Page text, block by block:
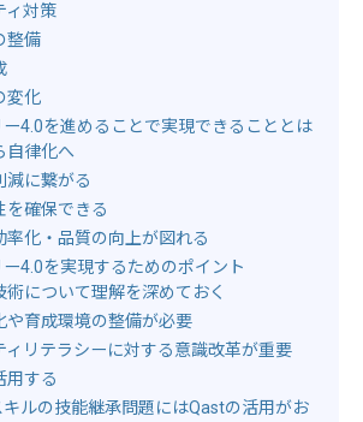
ィ対策
整備
変化
4.0を進めることで実現できることとは
自律化へ
減に繋がる
を確保できる
率化・品質の向上が図れる
4.0を実現するためのポイント
術について理解を深めておく
や育成環境の整備が必要
ィリテラシーに対する意識改革が重要
用する
キルの技能継承問題にはQastの活用がお